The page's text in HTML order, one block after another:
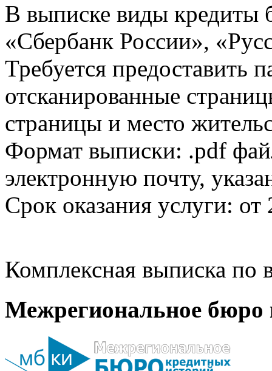
В выписке виды кредиты
«Сбербанк России»,
Требуется предоставить
отсканированные
страницы и место
Формат выписки: .pdf
электронную почту,
Срок оказания услуги: от
Комплексная выписка
Межрегиональное бюро